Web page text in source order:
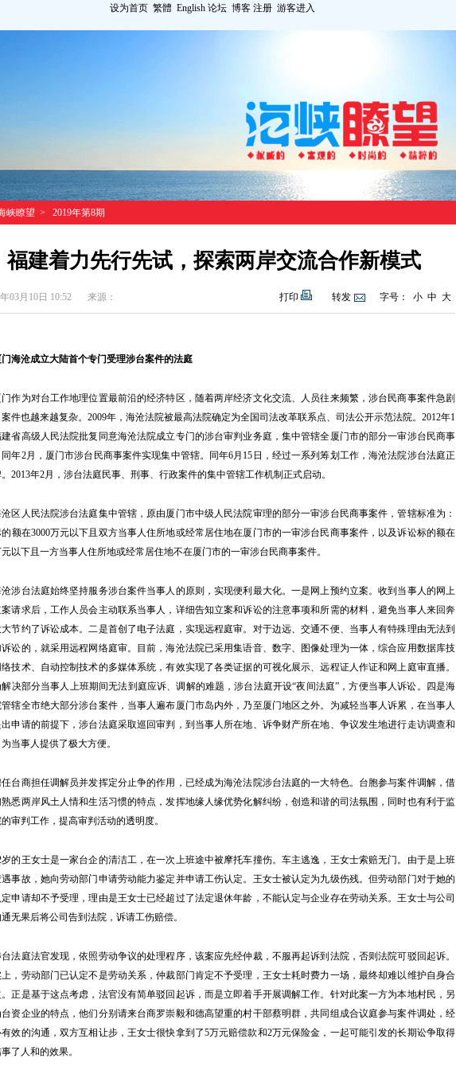
设为首页 繁體 English 论坛 博客 注册 游客进入
峡瞭望 > 2019年第8期
福建着力先行先试，探索两岸交流合作新模式
03月10日 10:52 来源： 字号： 小 中 大
转发
打印
门海沧成立大陆首个专门受理涉台案件的法庭
为对台工作地理位置最前沿的经济特区，随着两岸经济文化交流、人员往来频繁，涉台民商事案件急剧
件也越来越复杂。2009年，海沧法院被最高法院确定为全国司法改革联系点、司法公开示范法院。2012年1
建省高级人民法院批复同意海沧法院成立专门的涉台审判业务庭，集中管辖全厦门市的部分一审涉台民商事
年2月，厦门市涉台民商事案件实现集中管辖。同年6月15日，经过一系列筹划工作，海沧法院涉台法庭正
2013年2月，涉台法庭民事、刑事、行政案件的集中管辖工作机制正式启动。
人民法院涉台法庭集中管辖，原由厦门市中级人民法院审理的部分一审涉台民商事案件，管辖标准为：
额在3000万元以下且双方当事人住所地或经常居住地在厦门市的一审涉台民商事案件，以及诉讼标的额在
元以下且一方当事人住所地或经常居住地不在厦门市的一审涉台民商事案件。
台法庭始终坚持服务涉台案件当事人的原则，实现便利最大化。一是网上预约立案。收到当事人的网上
请求后，工作人员会主动联系当事人，详细告知立案和诉讼的注意事项和所需的材料，避免当事人来回奔
节约了诉讼成本。二是首创了电子法庭，实现远程庭审。对于边远、交通不便、当事人有特殊理由无法到
诉讼的，就采用远程网络庭审。目前，海沧法院已采用集语音、数字、图像处理为一体，综合应用数据库技
技术、自动控制技术的多媒体系统，有效实现了各类证据的可视化展示、远程证人作证和网上庭审直播。
决部分当事人上班期间无法到庭应诉、调解的难题，涉台法庭开设“夜间法庭”，方便当事人诉讼。四是海
辖全市绝大部分涉台案件，当事人遍布厦门市岛内外，乃至厦门地区之外。为减轻当事人诉累，在当事人
申请的前提下，涉台法庭采取巡回审判，到当事人所在地、诉争财产所在地、争议发生地进行走访调查和
当事人提供了极大方便。
商担任调解员并发挥定分止争的作用，已经成为海沧法院涉台法庭的一大特色。台胞参与案件调解，借
悉两岸风土人情和生活习惯的特点，发挥地缘人缘优势化解纠纷，创造和谐的司法氛围，同时也有利于监
审判工作，提高审判活动的透明度。
王女士是一家台企的清洁工，在一次上班途中被摩托车撞伤。车主逃逸，王女士索赔无门。由于是上班
事故，她向劳动部门申请劳动能力鉴定并申请工伤认定。王女士被认定为九级伤残。但劳动部门对于她的
申请却不予受理，理由是王女士已经超过了法定退休年龄，不能认定与企业存在劳动关系。王女士与公司
无果后将公司告到法院，诉请工伤赔偿。
庭法官发现，依照劳动争议的处理程序，该案应先经仲裁，不服再起诉到法院，否则法院可驳回起诉。
，劳动部门已认定不是劳动关系，仲裁部门肯定不予受理，王女士耗时费力一场，最终却难以维护自身合
正是基于这点考虑，法官没有简单驳回起诉，而是立即着手开展调解工作。针对此案一方为本地村民，另
资企业的特点，他们分别请来台商罗崇毅和德高望重的村干部蔡明群，共同组成合议庭参与案件调处，经
效的沟通，双方互相让步，王女士很快拿到了5万元赔偿款和2万元保险金，一起可能引发的长期讼争取得
了人和的效果。